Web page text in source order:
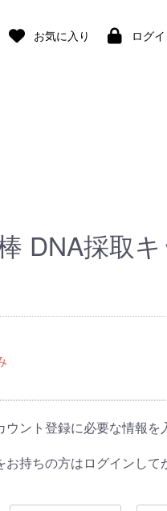
お気に入り ログ
DNA採取
ウント登録に必要な情報を
お持ちの方はログインして